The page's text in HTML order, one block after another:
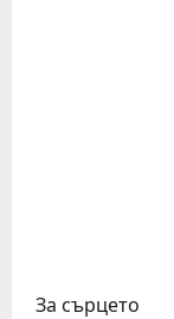
За сърцето